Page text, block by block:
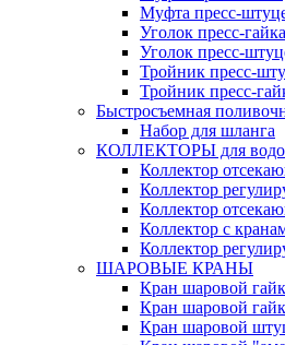
Муфта пресс-
Уголок пресс-гайка
Уголок пресс-
Тройник пресс-
Тройник пресс-
Быстросъемная
Набор для шланга
КОЛЛЕКТОРЫ для
Коллектор
Коллектор
Коллектор
Коллектор с
Коллектор
ШАРОВЫЕ КРАНЫ
Кран шаровой
Кран шаровой
Кран шаровой